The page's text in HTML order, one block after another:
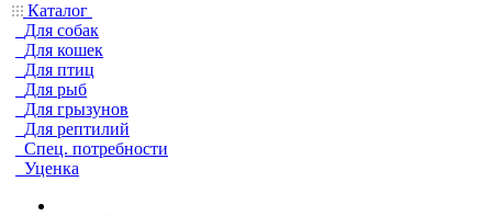
Каталог
Для собак
Для кошек
Для птиц
Для рыб
Для грызунов
Для рептилий
Спец. потребности
Уценка